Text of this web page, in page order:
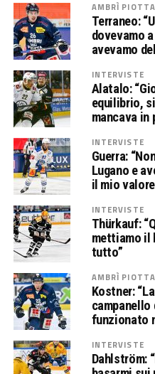
AMBRÌ PIOTTA
Terraneo:
dovevamo
avevamo
INTERVISTE
Alatalo:
equilibrio,
mancava in
INTERVISTE
Guerra:
Lugano e
il mio
INTERVISTE
Thürkauf:
mettiamo il
tutto”
AMBRÌ PIOTTA
Kostner:
campanello
funzionato
INTERVISTE
Dahlström: